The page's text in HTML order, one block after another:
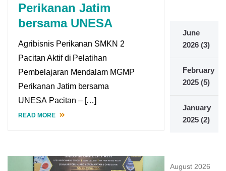
Perikanan Jatim
bersama UNESA
Agribisnis Perikanan SMKN 2
Pacitan Aktif di Pelatihan
Pembelajaran Mendalam MGMP
Perikanan Jatim bersama
UNESA Pacitan – […]
READ MORE
June
2026(3)
February
2025(5)
January
2025(2)
August 2026